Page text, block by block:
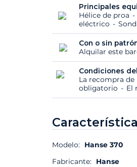
Principales
Hélice de proa
eléctrico
Con o sin
Alquilar este
Condiciones
La recompra
obligatorio
El
Modelo: Hanse 370
Fabricante: Hanse